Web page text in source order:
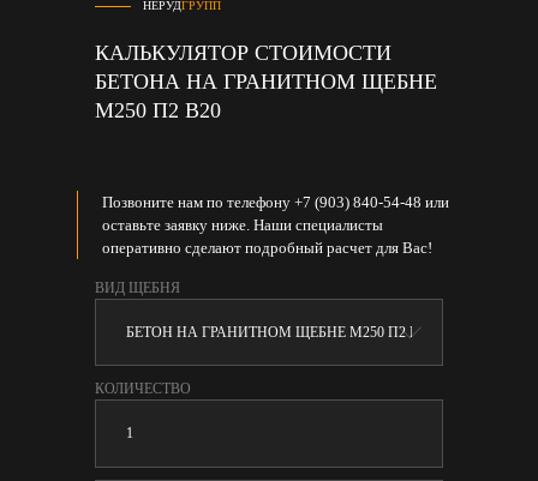
НЕРУДГРУПП
КАЛЬКУЛЯТОР СТОИМОСТИ
БЕТОНА НА ГРАНИТНОМ ЩЕБНЕ
М250 П2 В20
Позвоните нам по телефону +7 (903) 840-54-48 или
оставьте заявку ниже. Наши специалисты
оперативно сделают подробный расчет для Вас!
ВИД ЩЕБНЯ
КОЛИЧЕСТВО